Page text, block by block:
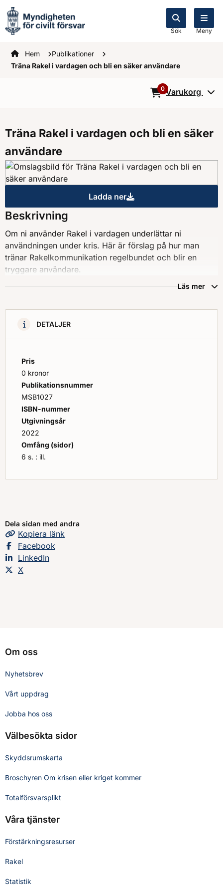
Sök Meny
Startsidan
Hem
Publikationer
Träna Rakel i vardagen och bli en säker användare
0Varukorg
Träna Rakel i vardagen och bli en säker
användare
Ladda ner
Träna Rakel i vardagen och
Beskrivning
Om ni använder Rakel i vardagen underlättar ni
användningen under kris. Här är förslag på hur man
tränar Rakelkommunikation regelbundet och blir en
tryggare användare.
Läs mer
DETALJER
Pris
0 kronor
Publikationsnummer
MSB1027
ISBN-nummer
Utgivningsår
2022
Omfång (sidor)
6 s. : ill.
Dela sidan med andra
Kopiera sidans
länk
Dela sidan på
Facebook
Dela sidan på
LinkedIn
Dela sidan på
X
Om oss
Nyhetsbrev
Vårt uppdrag
Jobba hos oss
Välbesökta sidor
Skyddsrumskarta
Broschyren Om krisen eller kriget kommer
Totalförsvarsplikt
Våra tjänster
Förstärkningsresurser
Rakel
Statistik